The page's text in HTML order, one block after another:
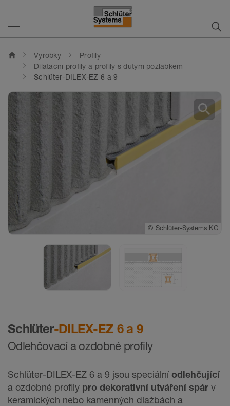
home Výrobky
Profily
Dilatační profily a profily s dutým požlábkem
Schlüter-DILEX-EZ 6 a 9
Schlüter-DILEX-EZ 6 a 9
Odlehčovací a ozdobné profily
Schlüter-DILEX-EZ 6 a 9 jsou speciální odlehčující
a ozdobné proﬁly pro dekorativní utváření spár v
keramických nebo kamenných dlažbách a
© Schlüter-Systems KG
© Schlüter-Systems KG
search